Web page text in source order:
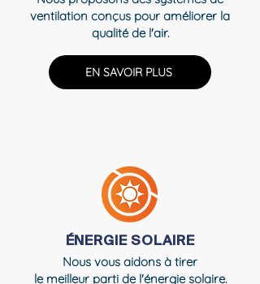
ventilation conçus pour améliorer la
qualité de l'air.
EN SAVOIR PLUS
ÉNERGIE SOLAIRE
Nous vous aidons à tirer
le meilleur parti de l'énergie solaire.